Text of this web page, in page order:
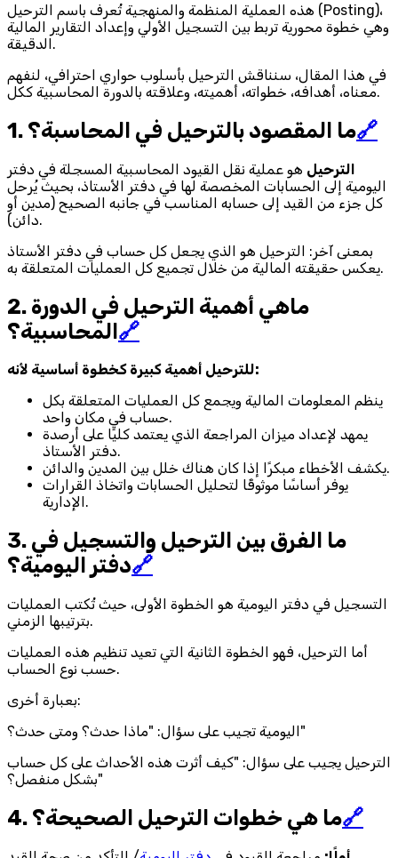
هذه العملية المنظمة والمنهجية تُعرف باسم الترحيل (Posting)،
وهي خطوة محورية تربط بين التسجيل الأولي وإعداد التقارير المالية
الدقيقة.
في هذا المقال، سنناقش الترحيل بأسلوب حواري احترافي، لنفهم
معناه، أهدافه، خطواته، أهميته، وعلاقته بالدورة المحاسبية ككل.
1. ما المقصود بالترحيل في المحاسبة؟🔗
الترحيل هو عملية نقل القيود المحاسبية المسجلة في دفتر
اليومية إلى الحسابات المخصصة لها في دفتر الأستاذ، بحيث يُرحل
كل جزء من القيد إلى حسابه المناسب في جانبه الصحيح (مدين أو
دائن).
بمعنى آخر: الترحيل هو الذي يجعل كل حساب في دفتر الأستاذ
يعكس حقيقته المالية من خلال تجميع كل العمليات المتعلقة به.
2. ماهي أهمية الترحيل في الدورة
المحاسبية؟🔗
للترحيل أهمية كبيرة كخطوة أساسية لأنه:
ينظم المعلومات المالية ويجمع كل العمليات المتعلقة بكل
حساب في مكان واحد.
يمهد لإعداد ميزان المراجعة الذي يعتمد كليًا على أرصدة
دفتر الأستاذ.
يكشف الأخطاء مبكرًا إذا كان هناك خلل بين المدين والدائن.
يوفر أساسًا موثوقًا لتحليل الحسابات واتخاذ القرارات
الإدارية.
3. ما الفرق بين الترحيل والتسجيل في
دفتر اليومية؟🔗
التسجيل في دفتر اليومية هو الخطوة الأولى، حيث تُكتب العمليات
بترتيبها الزمني.
أما الترحيل، فهو الخطوة الثانية التي تعيد تنظيم هذه العمليات
حسب نوع الحساب.
بعبارة أخرى:
اليومية تجيب على سؤال: "ماذا حدث؟ ومتى حدث؟"
الترحيل يجيب على سؤال: "كيف أثرت هذه الأحداث على كل حساب
بشكل منفصل؟"
4. ما هي خطوات الترحيل الصحيحة؟🔗